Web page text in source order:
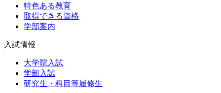
特色ある教育
取得できる資格
学部案内
入試情報
大学院入試
学部入試
研究生・科目等履修生